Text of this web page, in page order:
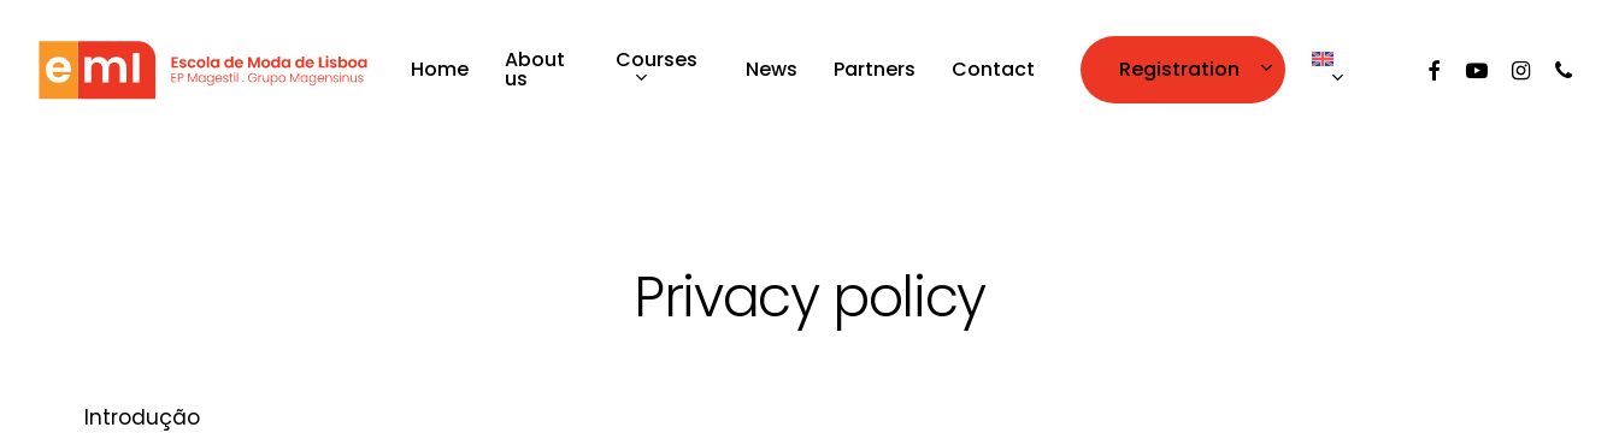
main
content
Home About
us
Courses News Partners Contact Registration facebookyoutubeinstagram
phone
Privacy policy
Introdução